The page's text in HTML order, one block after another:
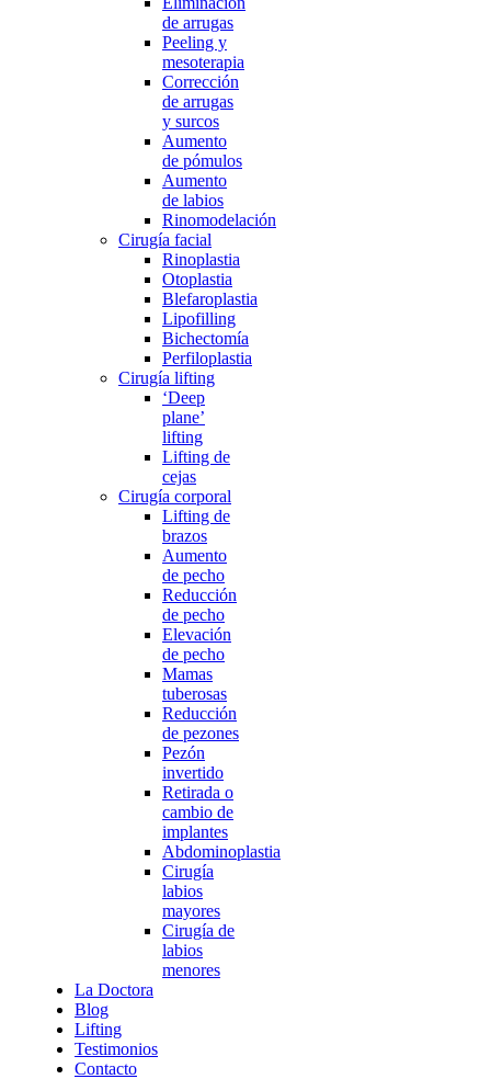
de arrugas
Peeling y
mesoterapia
Corrección
de arrugas
y surcos
Aumento
de pómulos
Aumento
de labios
Rinomodelación
Cirugía facial
Rinoplastia
Otoplastia
Blefaroplastia
Lipofilling
Bichectomía
Perfiloplastia
Cirugía lifting
‘Deep
plane’
lifting
Lifting de
cejas
Cirugía corporal
Lifting de
brazos
Aumento
de pecho
Reducción
de pecho
Elevación
de pecho
Mamas
tuberosas
Reducción
de pezones
Pezón
invertido
Retirada o
cambio de
implantes
Abdominoplastia
Cirugía
labios
mayores
Cirugía de
labios
menores
La Doctora
Blog
Lifting
Testimonios
Contacto